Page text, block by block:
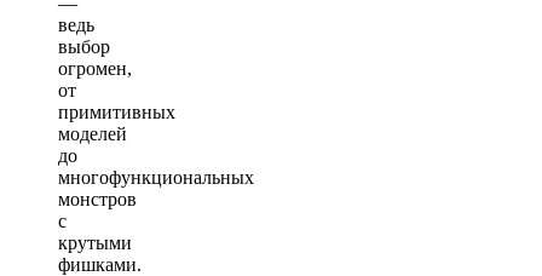
ведь
выбор
огромен,
от
примитивных
моделей
до
многофункциональных
монстров
с
крутыми
фишками.